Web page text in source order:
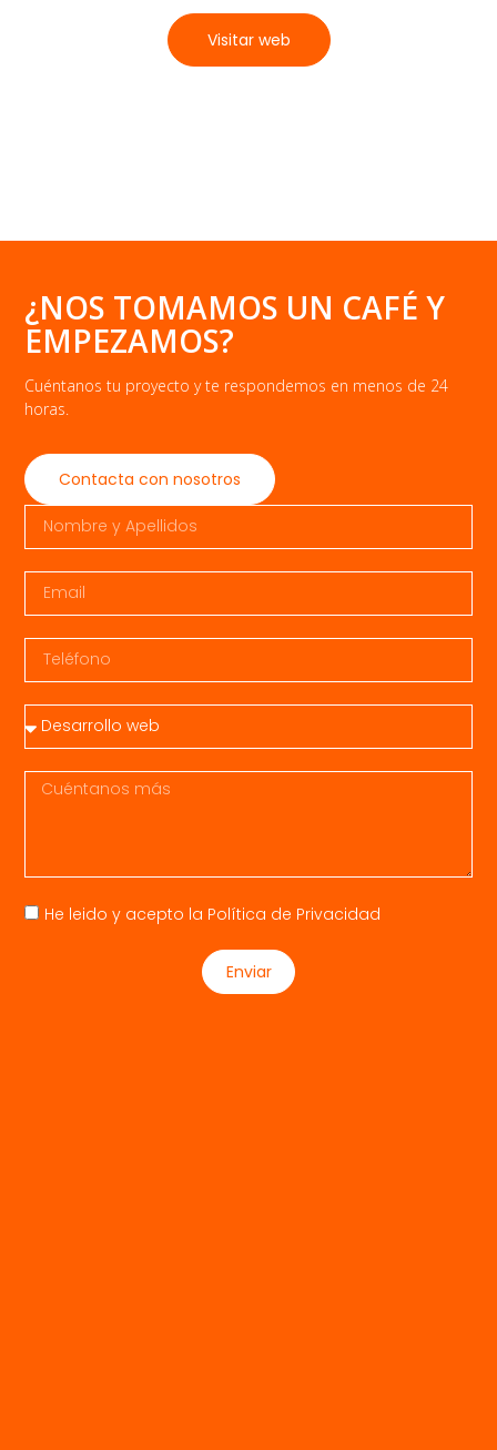
Visitar web
¿NOS TOMAMOS UN CAFÉ Y
EMPEZAMOS?
Cuéntanos tu proyecto y te respondemos en menos de 24
horas.
Contacta con nosotros
He leido y acepto la Política de Privacidad
Enviar